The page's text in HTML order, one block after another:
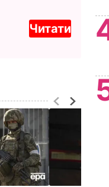
Читати